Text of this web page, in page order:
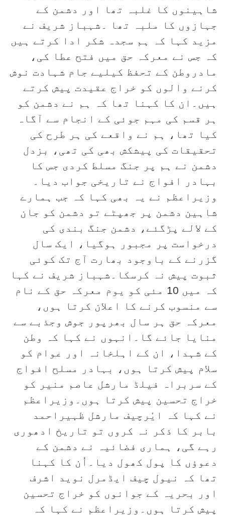
شاہینوں کا غلبہ تھا اور دشمن کے
جہازوں کا ملبہ تھا ۔شہباز شریف نے
مزید کہا کہ ہم سجدہ شکر ادا کرتے ہیں
کہ جس نے معرکہ حق میں فتح عطا کی،
مادروطن کے تحفظ کیلیے جام شہادت نوش
کرنے والوں کو خراج عقیدت پیش کرتے
ہیں۔ان کا کہنا تھا کہ ہم نے دشمن کو
ہر قسم کی مہم جوئی کے انجام سے آگاہ
کیا تھا، ہم نے واقعے کی ہر طرح کی
تحقیقات کی پیشکش بھی کی تھی، بزدل
دشمن نے ہم پر جنگ مسلط کردی جس کا
بہادر افواج نے تاریخی جواب دیا۔
وزیراعظم نے یہ بھی کہا کہ جب ہمارے
شاہین دشمن پر جھپٹے تو دشمن کو جان
کے لالے پڑگئے، دشمن جنگ بندی کی
درخواست پر مجبور ہوگیا، ایک سال
گزرنے کے باوجود بھارت آج تک کوئی
ثبوت پیش نہ کرسکا۔شہباز شریف نے کہا
کہ میں 10 مئی کو یوم معرکہ حق کے نام
سے منسوب کرنے کا اعلان کرتا ہوں،
معرکہ حق ہر سال بھرپور جوش وجذبے سے
منایا جائے گا۔انہوں نے کہا کہ وطن
کے شہدا، ان کے اہلخانہ اور عوام کو
سلام پیش کرتا ہوں، بہادر مسلح افواج
کے سربراہ فیلڈ مارشل عاصم منیر کو
خراج تحسین پیش کرتا ہوں۔وزیراعظم
نے کہا کہ ایٔرچیف مارشل ظہیراحمد
بابر کا ذکر نہ کروں تو تاریخ ادھوری
رہے گی، ہماری فضائیہ نے دشمن کے
دعوؤں کا پول کھول دیا۔اُن کا کہنا
تھا کہ نیول چیف ایڈمرل نوید اشرف
اور بحریہ کے جوانوں کو خراج تحسین
پیش کرتا ہوں۔وزیراعظم نے کہا کہ